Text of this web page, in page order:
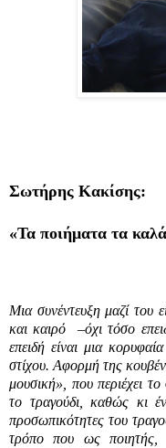
Σωτήρης Κακίσης:
«Τα ποιήματα τα
Μια συνέντευξη μαζί του
και καιρό –όχι τόσο
επειδή είναι μια
στίχου. Αφορμή της
μουσική», που περιέχει
το τραγούδι, καθώς κι
προσωπικότητες του
τρόπο που ως ποιητής,